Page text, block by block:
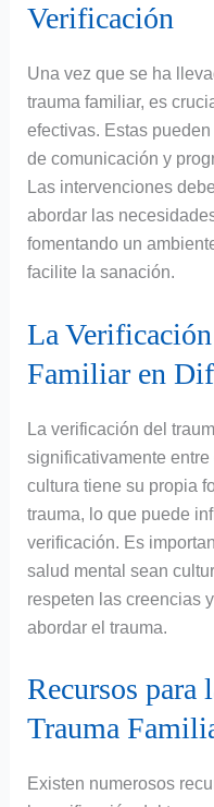
Verificación
Una vez que se ha
trauma familiar, es
efectivas. Estas
de comunicación y
Las intervenciones
abordar las
fomentando un
facilite la sanación.
La
Familiar en
La verificación del
significativamente
cultura tiene su propia
trauma, lo que puede
verificación. Es
salud mental sean
respeten las creencias
abordar el trauma.
Recursos para
Trauma
Existen numerosos